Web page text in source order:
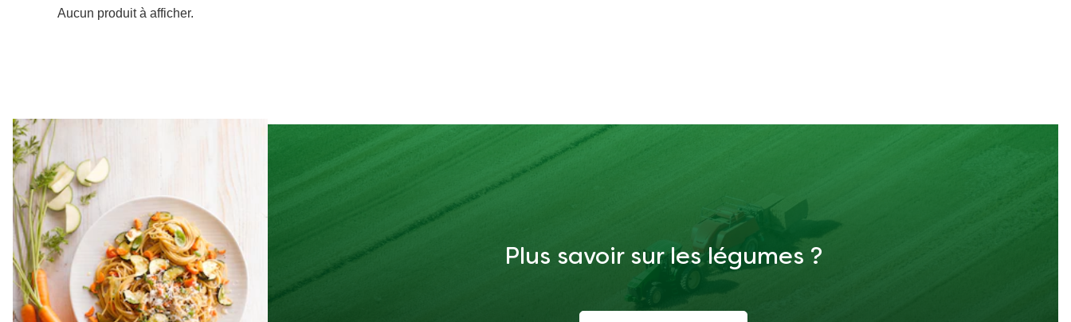
Aucun produit à afficher.
Plus savoir sur les légumes ?